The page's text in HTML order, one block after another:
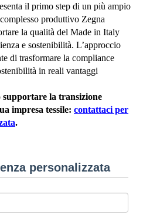
il primo step di un più ampio
produttivo Zegna
la qualità del Made in Italy
e sostenibilità. L’approccio
di trasformare la compliance
in reali vantaggi
la transizione
impresa tessile: contattaci per
.
personalizzata